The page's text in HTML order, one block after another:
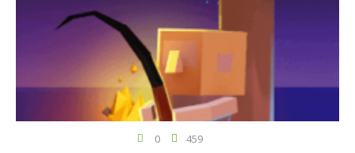
0 459